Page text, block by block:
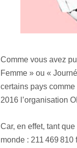
Comme vous avez
Femme » ou «
certains pays
2016 l’organisation
Car, en effet, tant
monde : 211 469 810